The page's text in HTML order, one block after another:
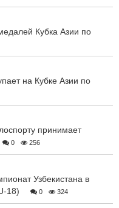
Кубка Азии по
на Кубке Азии по
принимает
0 256
Узбекистана в
18)
0 324